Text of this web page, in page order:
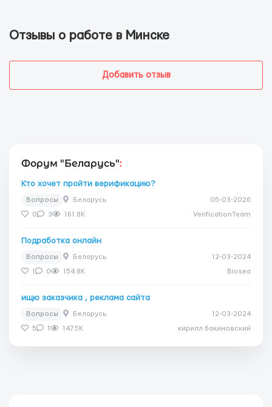
Отзывы о работе в Минске
Добавить отзыв
Форум "Беларусь":
Кто хочет пройти верификацию?
Вопросы Беларусь 05-03-2026
0 3 161.8K VerificationTeam
Подработка онлайн
Вопросы Беларусь 12-03-2024
1 0 154.8K Biosea
ищю заказчика , реклама сайта
Вопросы Беларусь 12-03-2024
5 1 147.5K кирилл бакиновский